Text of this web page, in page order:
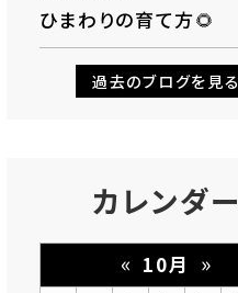
ひまわりの育て方🌻
過去のブログを見る
カレンダー
« 10月 »